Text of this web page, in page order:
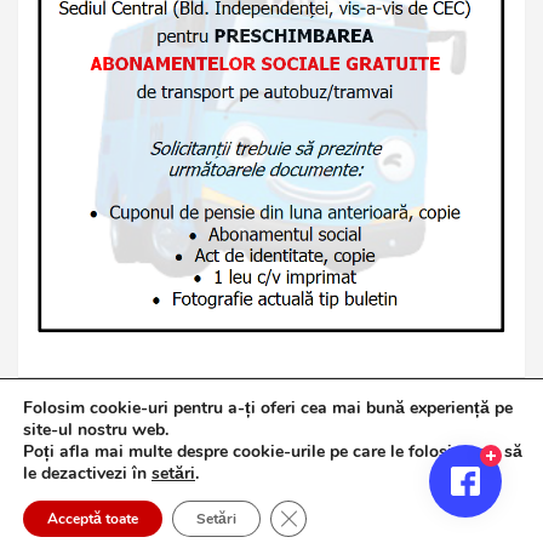
Copyright © 2026Jurnalul de Brăila
Politică de confidențialitate
Theme Horse
Proudly Powered by:WordPress
Folosim cookie-uri pentru a-ți oferi cea mai bună experiență pe
site-ul nostru web.
Poți afla mai multe despre cookie-urile pe care le folosim sau să
le dezactivezi în setări.
Acceptă toate Setări Close GDPR Cookie Banner